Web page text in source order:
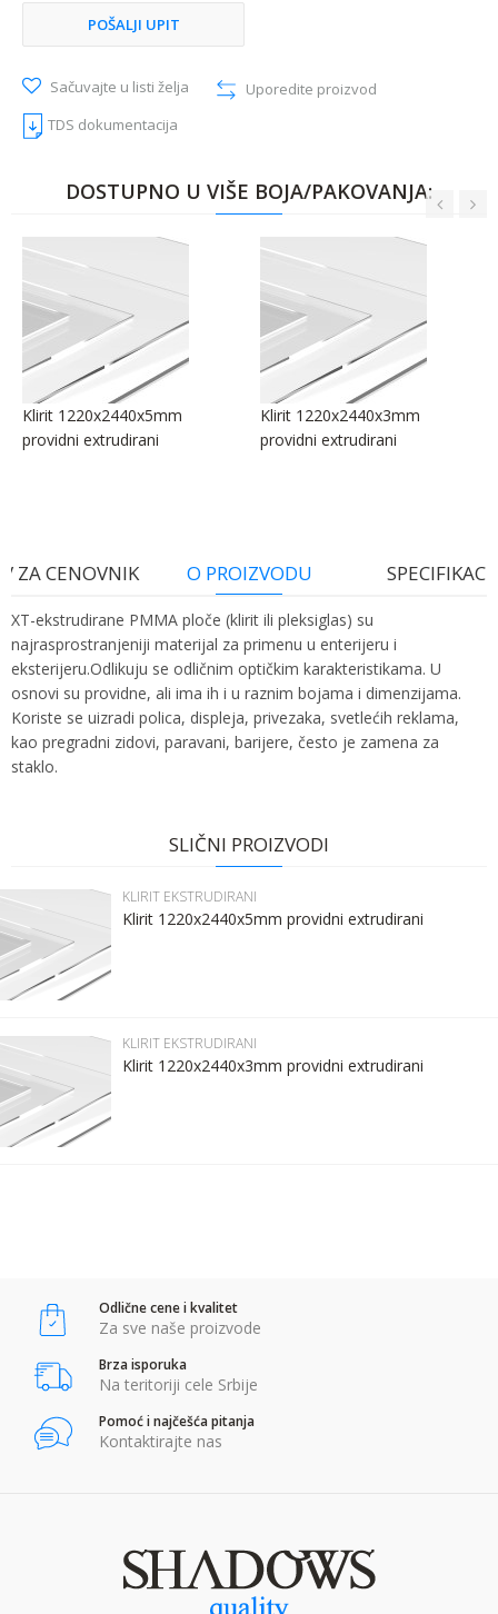
POŠALJI UPIT
Sačuvajte u listi želja
Uporedite proizvod
TDS dokumentacija
DOSTUPNO U VIŠE BOJA/PAKOVANJA:
Klirit 1220x2440x5mm
providni extrudirani
Klirit 1220x2440x3mm
providni extrudirani
ZA CENOVNIK O PROIZVODU
XT-ekstrudirane PMMA ploče (klirit ili pleksiglas) su
najrasprostranjeniji materijal za primenu u enterijeru i
eksterijeru.Odlikuju se odličnim optičkim karakteristikama. U
osnovi su providne, ali ima ih i u raznim bojama i dimenzijama.
Koriste se uizradi polica, displeja, privezaka, svetlećih reklama,
kao pregradni zidovi, paravani, barijere, često je zamena za
staklo.
36.23 kg
Brend
SDW DIGI
Email:
Komentar:
POŠALJI
SLIČNI PROIZVODI
KLIRIT EKSTRUDIRANI
Klirit 1220x2440x5mm providni extrudirani
KLIRIT EKSTRUDIRANI
Klirit 1220x2440x3mm providni extrudirani
Odlične cene i kvalitet
Za sve naše proizvode
Brza isporuka
Na teritoriji cele Srbije
Pomoć i najčešća pitanja
Kontaktirajte nas